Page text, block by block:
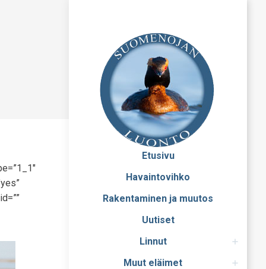
Etusivu
Havaintovihko
Rakentaminen ja muutos
Uutiset
Linnut
Muut eläimet